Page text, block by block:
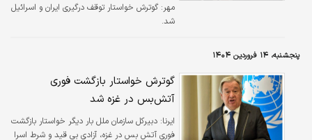
مهر:گوترش خواستار توقف درگیری ایران و اسرائیل
شد.
پنجشنبه، ۱۴ فروردین ۱۴۰۴
گوترش خواستار بازگشت فوری
آتش‌بس در غزه شد
ایرنا: دبیرکل سازمان ملل بار دیگر خواستار بازگشت
فوری آتش بس در غزه، آزادی بی قید و شرط اسرا